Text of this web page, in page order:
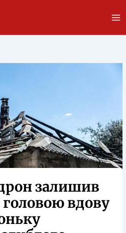
залишив
головою вдову